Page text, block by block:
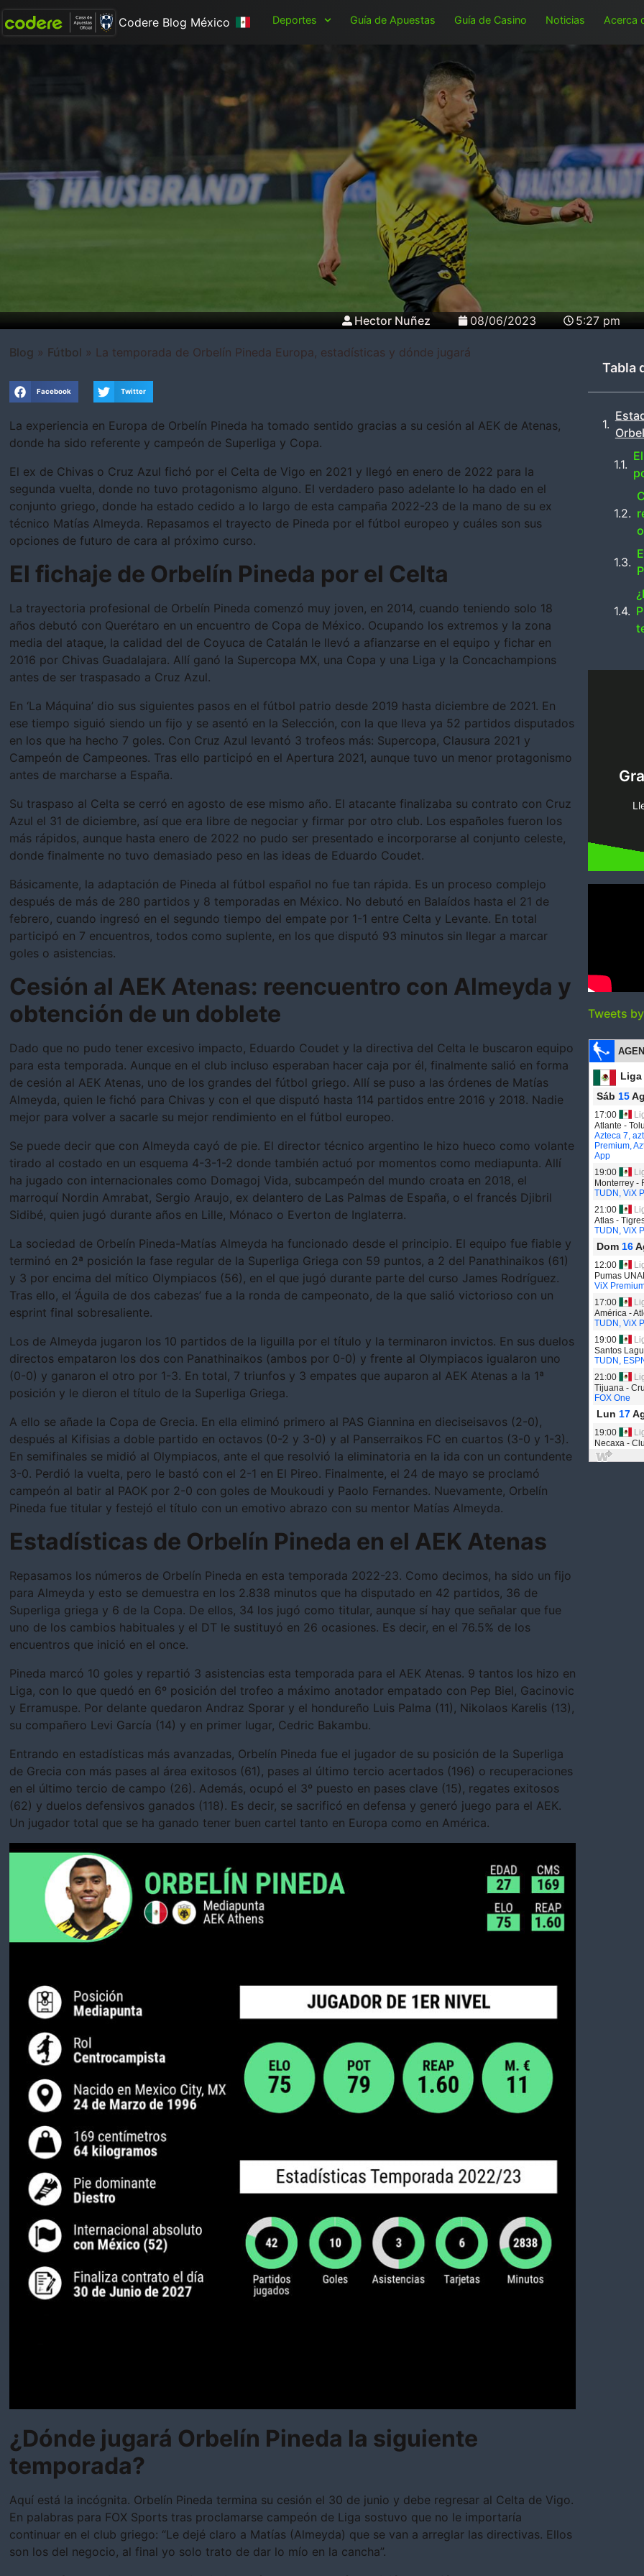
Codere Blog México Deportes Guía de Apuestas Guía de Casino Noticias Acerca
Hector Nuñez 08/06/2023 5:27 pm
Blog » Fútbol » La temporada de Orbelín Pineda Europa, estadísticas y dónde jugará
Facebook Twitter
La experiencia en Europa de Orbelín Pineda ha tomado sentido gracias a su cesión al AEK de Atenas,
donde ha sido referente y campeón de Superliga y Copa.
El ex de Chivas o Cruz Azul fichó por el Celta de Vigo en 2021 y llegó en enero de 2022 para la
segunda vuelta, donde no tuvo protagonismo alguno. El verdadero paso adelante lo ha dado en el
conjunto griego, donde ha estado cedido a lo largo de esta campaña 2022-23 de la mano de su ex
técnico Matías Almeyda. Repasamos el trayecto de Pineda por el fútbol europeo y cuáles son sus
opciones de futuro de cara al próximo curso.
El fichaje de Orbelín Pineda por el Celta
La trayectoria profesional de Orbelín Pineda comenzó muy joven, en 2014, cuando teniendo solo 18
años debutó con Querétaro en un encuentro de Copa de México. Ocupando los extremos y la zona
media del ataque, la calidad del de Coyuca de Catalán le llevó a afianzarse en el equipo y fichar en
2016 por Chivas Guadalajara. Allí ganó la Supercopa MX, una Copa y una Liga y la Concachampions
antes de ser traspasado a Cruz Azul.
En ‘La Máquina’ dio sus siguientes pasos en el fútbol patrio desde 2019 hasta diciembre de 2021. En
ese tiempo siguió siendo un fijo y se asentó en la Selección, con la que lleva ya 52 partidos disputados
en los que ha hecho 7 goles. Con Cruz Azul levantó 3 trofeos más: Supercopa, Clausura 2021 y
Campeón de Campeones. Tras ello participó en el Apertura 2021, aunque tuvo un menor protagonismo
antes de marcharse a España.
Su traspaso al Celta se cerró en agosto de ese mismo año. El atacante finalizaba su contrato con Cruz
Azul el 31 de diciembre, así que era libre de negociar y firmar por otro club. Los españoles fueron los
más rápidos, aunque hasta enero de 2022 no pudo ser presentado e incorporarse al conjunto celeste,
donde finalmente no tuvo demasiado peso en las ideas de Eduardo Coudet.
Básicamente, la adaptación de Pineda al fútbol español no fue tan rápida. Es un proceso complejo
después de más de 280 partidos y 8 temporadas en México. No debutó en Balaídos hasta el 21 de
febrero, cuando ingresó en el segundo tiempo del empate por 1-1 entre Celta y Levante. En total
participó en 7 encuentros, todos como suplente, en los que disputó 93 minutos sin llegar a marcar
goles o asistencias.
Cesión al AEK Atenas: reencuentro con Almeyda y
obtención de un doblete
Dado que no pudo tener excesivo impacto, Eduardo Coudet y la directiva del Celta le buscaron equipo
para esta temporada. Aunque en el club incluso esperaban hacer caja por él, finalmente salió en forma
de cesión al AEK Atenas, uno de los grandes del fútbol griego. Allí se puso a las órdenes de Matías
Almeyda, quien le fichó para Chivas y con el que disputó hasta 114 partidos entre 2016 y 2018. Nadie
mejor para volver a sacarle su mejor rendimiento en el fútbol europeo.
Se puede decir que con Almeyda cayó de pie. El director técnico argentino le hizo hueco como volante
tirado al costado en un esquema 4-3-1-2 donde también actuó por momentos como mediapunta. Allí
ha jugado con internacionales como Domagoj Vida, subcampeón del mundo croata en 2018, el
marroquí Nordin Amrabat, Sergio Araujo, ex delantero de Las Palmas de España, o el francés Djibril
Sidibé, quien jugó durante años en Lille, Mónaco o Everton de Inglaterra.
La sociedad de Orbelín Pineda-Matías Almeyda ha funcionado desde el principio. El equipo fue fiable y
terminó en 2ª posición la fase regular de la Superliga Griega con 59 puntos, a 2 del Panathinaikos (61)
y 3 por encima del mítico Olympiacos (56), en el que jugó durante parte del curso James Rodríguez.
Tras ello, el ‘Águila de dos cabezas’ fue a la ronda de campeonato, de la que salió victorioso con un
esprint final sobresaliente.
Los de Almeyda jugaron los 10 partidos de la liguilla por el título y la terminaron invictos. En sus duelos
directos empataron los dos con Panathinaikos (ambos por 0-0) y frente al Olympiacos igualaron uno
(0-0) y ganaron el otro por 1-3. En total, 7 triunfos y 3 empates que auparon al AEK Atenas a la 1ª
posición y le dieron el título de la Superliga Griega.
A ello se añade la Copa de Grecia. En ella eliminó primero al PAS Giannina en dieciseisavos (2-0),
después al Kifisias a doble partido en octavos (0-2 y 3-0) y al Panserraikos FC en cuartos (3-0 y 1-3).
En semifinales se midió al Olympiacos, ante el que resolvió la eliminatoria en la ida con un contundente
3-0. Perdió la vuelta, pero le bastó con el 2-1 en El Pireo. Finalmente, el 24 de mayo se proclamó
campeón al batir al PAOK por 2-0 con goles de Moukoudi y Paolo Fernandes. Nuevamente, Orbelín
Pineda fue titular y festejó el título con un emotivo abrazo con su mentor Matías Almeyda.
Estadísticas de Orbelín Pineda en el AEK Atenas
Repasamos los números de Orbelín Pineda en esta temporada 2022-23. Como decimos, ha sido un fijo
para Almeyda y esto se demuestra en los 2.838 minutos que ha disputado en 42 partidos, 36 de
Superliga griega y 6 de la Copa. De ellos, 34 los jugó como titular, aunque sí hay que señalar que fue
uno de los cambios habituales y el DT le sustituyó en 26 ocasiones. Es decir, en el 76.5% de los
encuentros que inició en el once.
Pineda marcó 10 goles y repartió 3 asistencias esta temporada para el AEK Atenas. 9 tantos los hizo en
Liga, con lo que quedó en 6º posición del trofeo a máximo anotador empatado con Pep Biel, Gacinovic
y Erramuspe. Por delante quedaron Andraz Sporar y el hondureño Luis Palma (11), Nikolaos Karelis (13),
su compañero Levi García (14) y en primer lugar, Cedric Bakambu.
Entrando en estadísticas más avanzadas, Orbelín Pineda fue el jugador de su posición de la Superliga
de Grecia con más pases al área exitosos (61), pases al último tercio acertados (196) o recuperaciones
en el último tercio de campo (26). Además, ocupó el 3º puesto en pases clave (15), regates exitosos
(62) y duelos defensivos ganados (118). Es decir, se sacrificó en defensa y generó juego para el AEK.
Un jugador total que se ha ganado tener buen cartel tanto en Europa como en América.
¿Dónde jugará Orbelín Pineda la siguiente
temporada?
Aquí está la incógnita. Orbelín Pineda termina su cesión el 30 de junio y debe regresar al Celta de Vigo.
En palabras para FOX Sports tras proclamarse campeón de Liga sostuvo que no le importaría
continuar en el club griego: “Le dejé claro a Matías (Almeyda) que se van a arreglar las directivas. Ellos
son los del negocio, al final yo solo trato de dar lo mío en la cancha”.
Tabla
Tweets